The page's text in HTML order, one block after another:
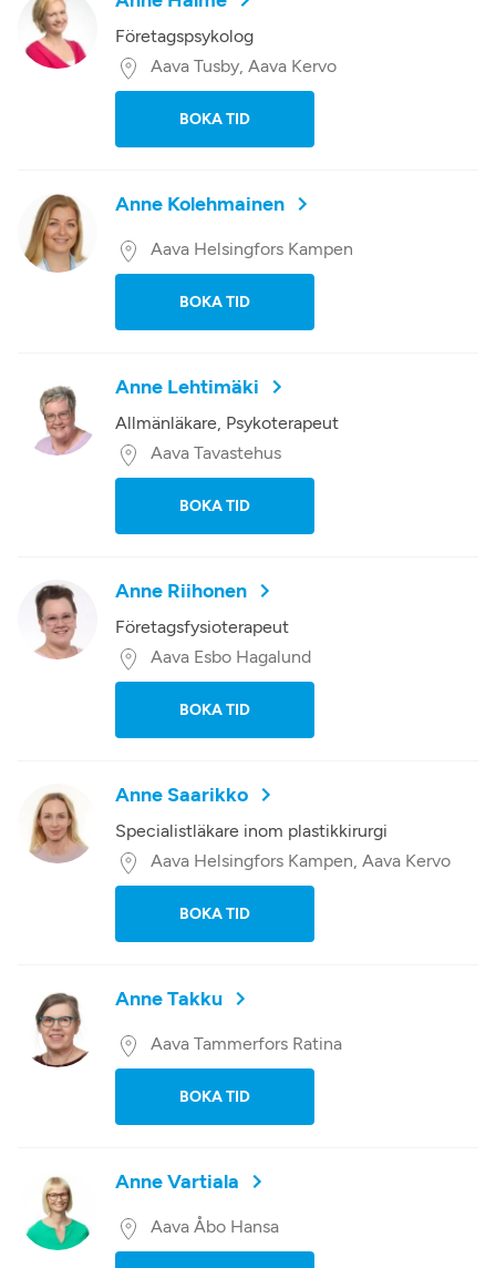
Företagspsykolog
Aava Tusby, Aava Kervo
BOKA TID
Anne Kolehmainen
Aava Helsingfors Kampen
BOKA TID
Anne Lehtimäki
Allmänläkare, Psykoterapeut
Aava Tavastehus
BOKA TID
Anne Riihonen
Företagsfysioterapeut
Aava Esbo Hagalund
BOKA TID
Anne Saarikko
Specialistläkare inom plastikkirurgi
Aava Helsingfors Kampen, Aava Kervo
BOKA TID
Anne Takku
Aava Tammerfors Ratina
BOKA TID
Anne Vartiala
Aava Åbo Hansa